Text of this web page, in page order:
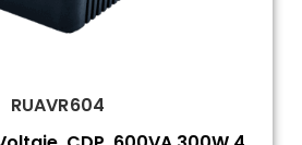
RUAVR604